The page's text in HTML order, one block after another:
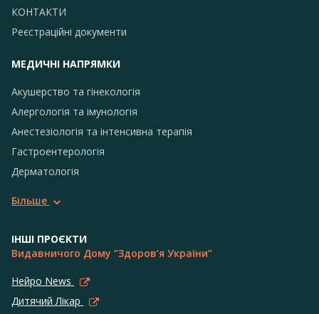
КОНТАКТИ
Реєстраційні документи
МЕДИЧНІ НАПРЯМКИ
Акушерство та гінекологія
Алергологія та імунологія
Анестезіологія та інтенсивна терапія
Гастроентерологія
Дерматологія
Більше
ІНШІ ПРОЄКТИ
Видавничого Дому “Здоров’я України”
Нейро News
Дитячий Лікар